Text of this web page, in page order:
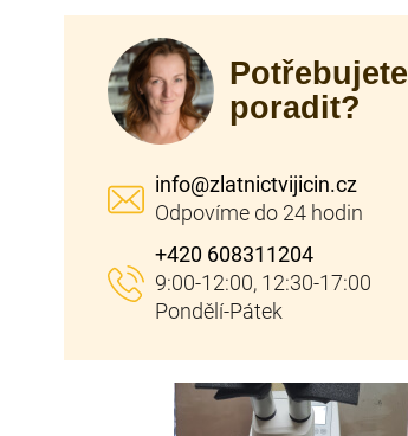
Potřebujete
poradit?
info@zlatnictvijicin.cz
+420 608311204